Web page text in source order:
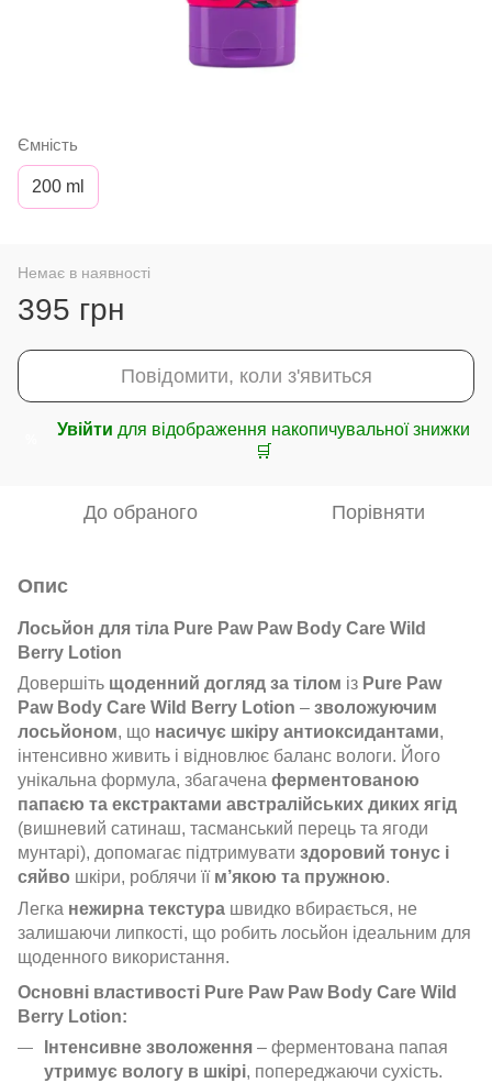
Ємність
200 ml
Немає в наявності
395 грн
Повідомити, коли з'явиться
Увійти для відображення накопичувальної знижки
🛒
До обраного Порівняти
Опис
Лосьйон для тіла Pure Paw Paw Body Care Wild
Berry Lotion
Довершіть щоденний догляд за тілом із Pure Paw
Paw Body Care Wild Berry Lotion – зволожуючим
лосьйоном, що насичує шкіру антиоксидантами,
інтенсивно живить і відновлює баланс вологи. Його
унікальна формула, збагачена ферментованою
папаєю та екстрактами австралійських диких ягід
(вишневий сатинаш, тасманський перець та ягоди
мунтарі), допомагає підтримувати здоровий тонус і
сяйво шкіри, роблячи її м’якою та пружною.
Легка нежирна текстура швидко вбирається, не
залишаючи липкості, що робить лосьйон ідеальним для
щоденного використання.
Основні властивості Pure Paw Paw Body Care Wild
Berry Lotion:
Інтенсивне зволоження – ферментована папая
утримує вологу в шкірі, попереджаючи сухість.